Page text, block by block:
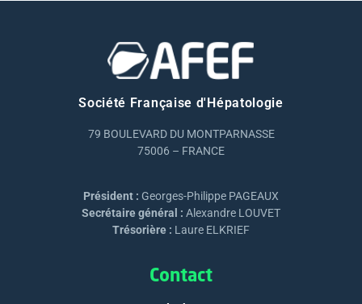
Société Française d'Hépatologie
79 BOULEVARD DU MONTPARNASSE
75006 – FRANCE
Président : Georges-Philippe PAGEAUX
Secrétaire général : Alexandre LOUVET
Trésorière : Laure ELKRIEF
Contact